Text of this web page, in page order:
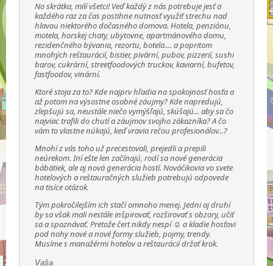
No skrátka, milí všetci! Veď každý z nás potrebuje jesť a
každého raz za čas postihne nutnosť využiť strechu nad
hlavou niektorého dočasného domova. Hotela, penziónu,
motela, horskej chaty, ubytovne, apartmánového domu,
rezidenčného bývania, rezortu, botela.... a popritom
mnohých reštaurácií, bistier, pivární, pubov, pizzerií, sushi
barov, cukrární, streetfoodových truckov, kaviarní, bufetov,
fastfoodov, vinární.
Ktoré stoja za to? Kde najprv hľadia na spokojnosť hosťa a
až potom na výsostne osobné záujmy? Kde napredujú,
zlepšujú sa, neustále niečo vymýšľajú, skúšajú... aby sa čo
najviac trafili do chutí a záujmov svojho zákazníka? A čo
vám to vlastne núkajú, keď vravia rečou profesionálov...?
Mnohí z vás toho už precestovali, prejedli a prepili
neúrekom. Iní ešte len začínajú, rodí sa nové generácia
bábätiek, ale aj nová generácia hostí. Nováčikovia vo svete
hotelových a reštauračných služieb potrebujú odpovede
na tisíce otázok.
Tým pokročilejším ich stačí omnoho menej. Jedni aj druhí
by sa však mali nestále inšpirovať, rozširovať s obzory, učiť
sa a spoznávať. Pretože čert nikdy nespí ☺ a kladie hosťovi
pod nohy nové a nové formy služieb, pojmy, trendy.
Musíme s manažérmi hotelov a reštaurácií držať krok.
Vaša